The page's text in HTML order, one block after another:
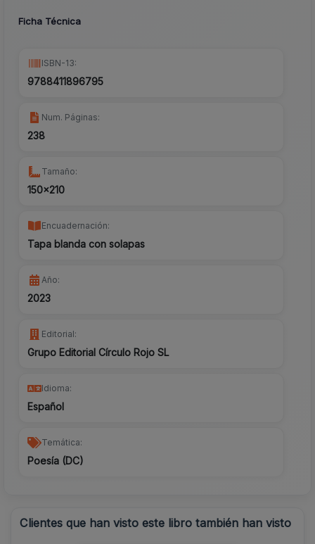
Ficha Técnica
ISBN-13:
9788411896795
Num. Páginas:
238
Tamaño:
150x210
Encuadernación:
Tapa blanda con solapas
Año:
2023
Editorial:
Grupo Editorial Círculo Rojo SL
Idioma:
Español
Temática:
Poesía (DC)
Clientes que han visto este libro también han visto